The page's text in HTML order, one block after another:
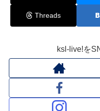
Threads
ksl-live!を